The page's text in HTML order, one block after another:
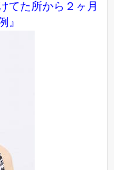
てた所から２ヶ月
』